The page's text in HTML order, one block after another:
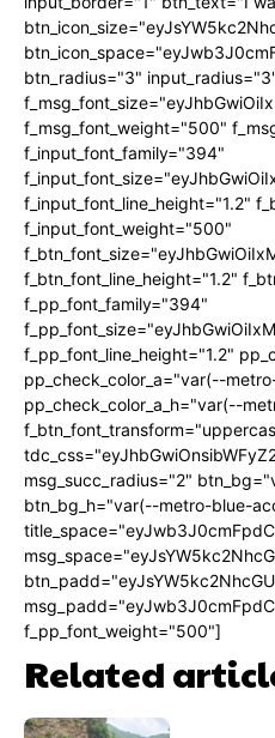
btn_radius="3"
f_msg_font_weight="500"
f_input_font_family="394"
f_input_font_line_height="1.2"
f_input_font_weight="500"
f_btn_font_line_height="1.2"
f_pp_font_family="394"
f_pp_font_line_height="1.2"
pp_check_color_a="var(--
pp_check_color_a_h="var(--
msg_succ_radius="2"
btn_bg_h="var(--metro-blue-
f_pp_font_weight="500"]
Related